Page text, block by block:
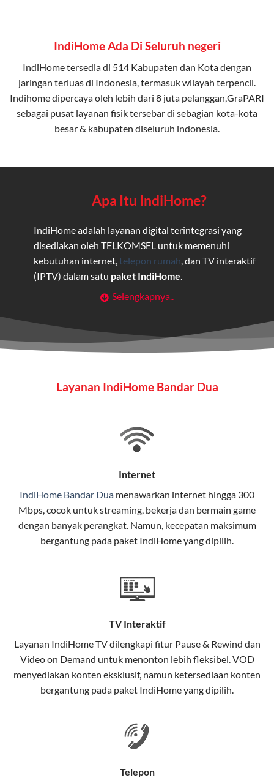
IndiHome Ada Di Seluruh negeri
IndiHome tersedia di 514 Kabupaten dan Kota dengan
jaringan terluas di Indonesia, termasuk wilayah terpencil.
Indihome dipercaya oleh lebih dari 8 juta pelanggan,GraPARI
sebagai pusat layanan fisik tersebar di sebagian kota-kota
besar & kabupaten diseluruh indonesia.
Apa Itu IndiHome?
IndiHome adalah layanan digital terintegrasi yang
disediakan oleh TELKOMSEL untuk memenuhi
kebutuhan internet, telepon rumah , dan TV interaktif
(IPTV) dalam satu paket IndiHome
Layanan Wifi Indihome ini dirancang untuk
maupun individu yang membutuhkan konektivitas dan
hiburan berkualitas tinggi.
pengguna rumah dan bisnis.
stabil, dan memiliki berbagai pilihan paket IndiHome
Selain internet, layanan IndiHome juga mencakup TV
interaktif (IndiHome TV) dan telepon rumah dalam
satu paket.
Teknologi di Balik WiFi IndiHome
Wifi IndiHome menggunakan teknologi Fiber To The
menggunakan kabel serat optik hingga ke rumah
pelanggan. Teknologi ini memiliki beberapa
keunggulan:
Kecepatan Tinggi
dibandingkan kabel tembaga atau DSL.
Selengkapnya..
Layanan IndiHome Bandar Dua
Internet
IndiHome Bandar Dua menawarkan internet hingga 300
Mbps, cocok untuk streaming, bekerja dan bermain game
dengan banyak perangkat. Namun, kecepatan maksimum
bergantung pada paket IndiHome yang dipilih.
TV Interaktif
Layanan IndiHome TVdilengkapi fitur Pause & Rewind dan
Video on Demand untuk menonton lebih fleksibel. VOD
menyediakan konten eksklusif, namun ketersediaan konten
bergantung pada paket IndiHome yang dipilih.
Telepon